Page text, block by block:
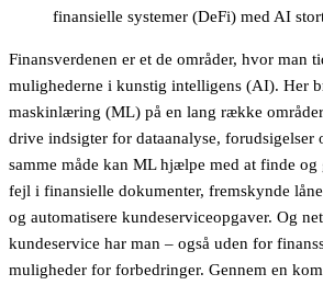
finansielle systemer (DeFi) med AI
Finansverdenen er et de områder, hvor man
mulighederne i kunstig intelligens (AI). Her
maskinlæring (ML) på en lang række
drive indsigter for dataanalyse, forudsigelser
samme måde kan ML hjælpe med at finde
fejl i finansielle dokumenter, fremskynde
og automatisere kundeserviceopgaver. Og
kundeservice har man – også uden for
muligheder for forbedringer. Gennem en